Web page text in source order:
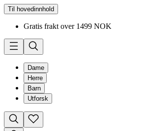
Til hovedinnhold
Gratis frakt over 1499 NOK
Dame
Herre
Barn
Utforsk